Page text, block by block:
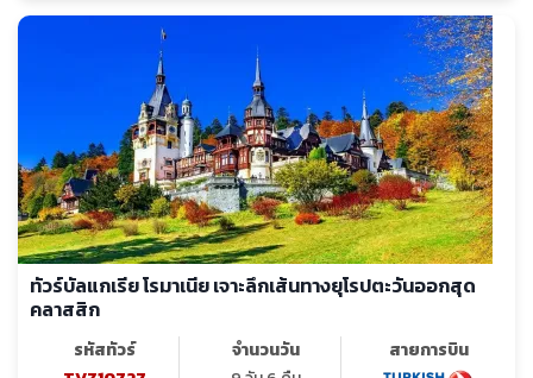
ทัวร์บัลแกเรีย โรมาเนีย เจาะลึกเส้นทางยุโรปตะวันออกสุด
คลาสสิก
รหัสทัวร์
จำนวนวัน
สายการบิน